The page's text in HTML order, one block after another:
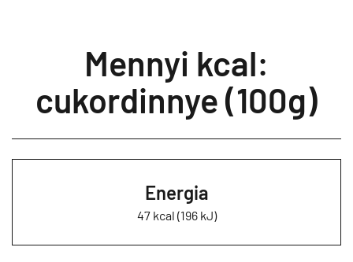
Mennyi kcal:
cukordinnye (100g)
Energia
47 kcal (196 kJ)